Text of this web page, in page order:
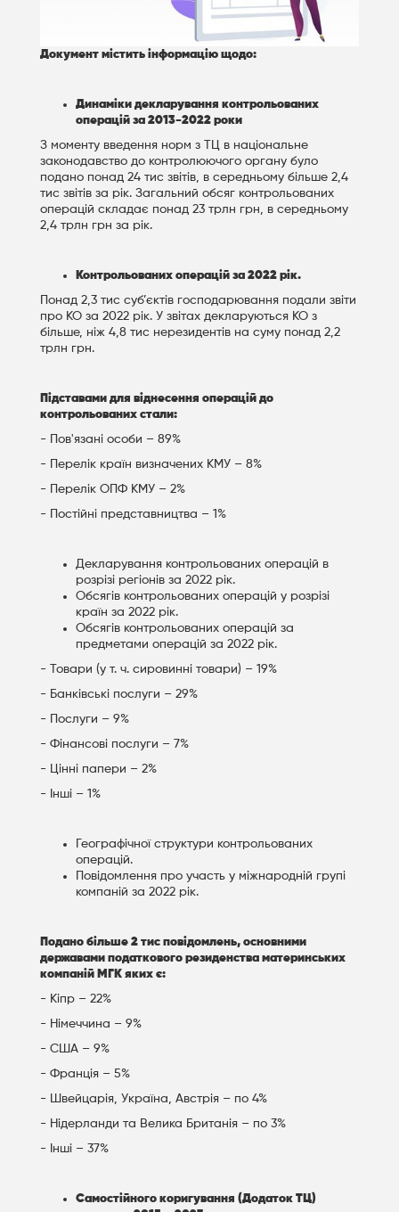
Документ містить інформацію щодо:
Динаміки декларування контрольованих
операцій за 2013-2022 роки
З моменту введення норм з ТЦ в національне
законодавство до контролюючого органу було
подано понад 24 тис звітів, в середньому більше 2,4
тис звітів за рік. Загальний обсяг контрольованих
операцій складає понад 23 трлн грн, в середньому
2,4 трлн грн за рік.
Контрольованих операцій за 2022 рік.
Понад 2,3 тис суб’єктів господарювання подали звіти
про КО за 2022 рік. У звітах декларуються КО з
більше, ніж 4,8 тис нерезидентів на суму понад 2,2
трлн грн.
Підставами для віднесення операцій до
контрольованих стали:
- Пов'язані особи – 89%
- Перелік країн визначених КМУ – 8%
- Перелік ОПФ КМУ – 2%
- Постійні представництва – 1%
Декларування контрольованих операцій в
розрізі регіонів за 2022 рік.
Обсягів контрольованих операцій у розрізі
країн за 2022 рік.
Обсягів контрольованих операцій за
предметами операцій за 2022 рік.
- Товари (у т. ч. сировинні товари) – 19%
- Банківські послуги – 29%
- Послуги – 9%
- Фінансові послуги – 7%
- Цінні папери – 2%
- Інші – 1%
Географічної структури контрольованих
операцій.
Повідомлення про участь у міжнародній групі
компаній за 2022 рік.
Подано більше 2 тис повідомлень, основними
державами податкового резиденства материнських
компаній МГК яких є:
- Кіпр – 22%
- Німеччина – 9%
- США – 9%
- Франція – 5%
- Швейцарія, Україна, Австрія – по 4%
- Нідерланди та Велика Британія – по 3%
- Інші – 37%
Самостійного коригування (Додаток ТЦ)